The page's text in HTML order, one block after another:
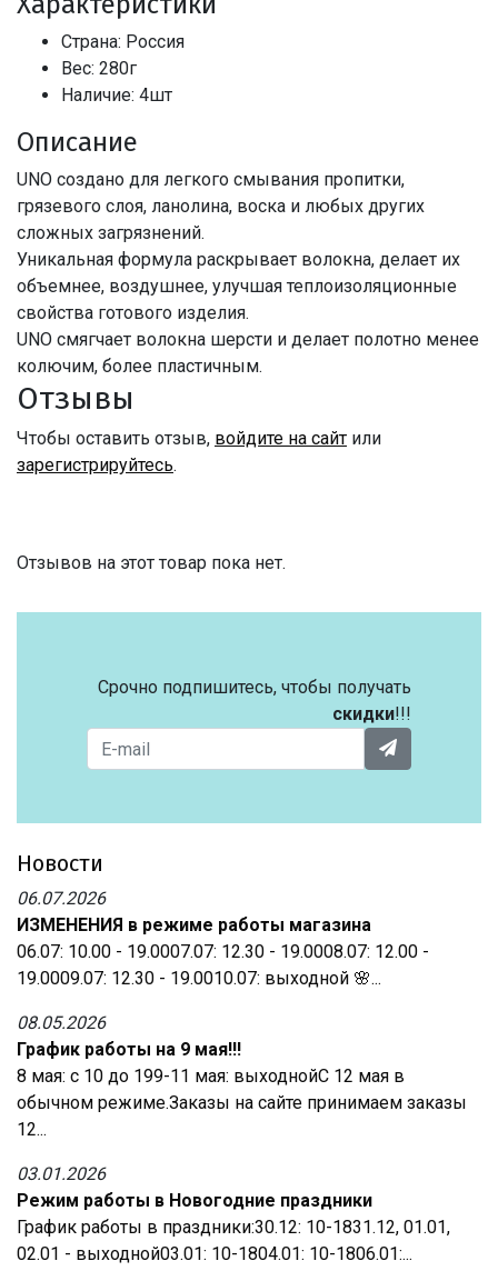
Страна: Россия
Вес: 280г
Наличие: 4шт
Описание
UNO создано для легкого смывания пропитки,
грязевого слоя, ланолина, воска и любых других
сложных загрязнений.
Уникальная формула раскрывает волокна, делает их
объемнее, воздушнее, улучшая теплоизоляционные
свойства готового изделия.
UNO смягчает волокна шерсти и делает полотно менее
колючим, более пластичным.
Отзывы
Чтобы оставить отзыв, войдите на сайт или
зарегистрируйтесь.
Отзывов на этот товар пока нет.
Срочно подпишитесь, чтобы получать
скидки!!!
Новости
06.07.2026
ИЗМЕНЕНИЯ в режиме работы магазина
06.07: 10.00 - 19.0007.07: 12.30 - 19.0008.07: 12.00 -
19.0009.07: 12.30 - 19.0010.07: выходной 🌸...
08.05.2026
График работы на 9 мая!!!
8 мая: с 10 до 199-11 мая: выходнойС 12 мая в
обычном режиме.Заказы на сайте принимаем заказы
12...
03.01.2026
Режим работы в Новогодние праздники
График работы в праздники:30.12: 10-1831.12, 01.01,
02.01 - выходной03.01: 10-1804.01: 10-1806.01:...